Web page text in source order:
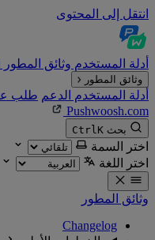
انتقل إلى المحتوى
أدلة المستخدم وثائق المطور
وثائق المطور
أدلة المستخدم الدعم طلب
Pushwoosh.com
بحث CtrlK
اختر السمة
اختر اللغة
وثائق المطور
Changelog